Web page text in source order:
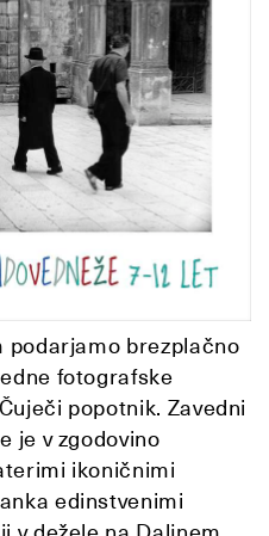
podarjamo brezplačno
fotografske
popotnik. Zavedni
je v zgodovino
ikoničnimi
edinstvenimi